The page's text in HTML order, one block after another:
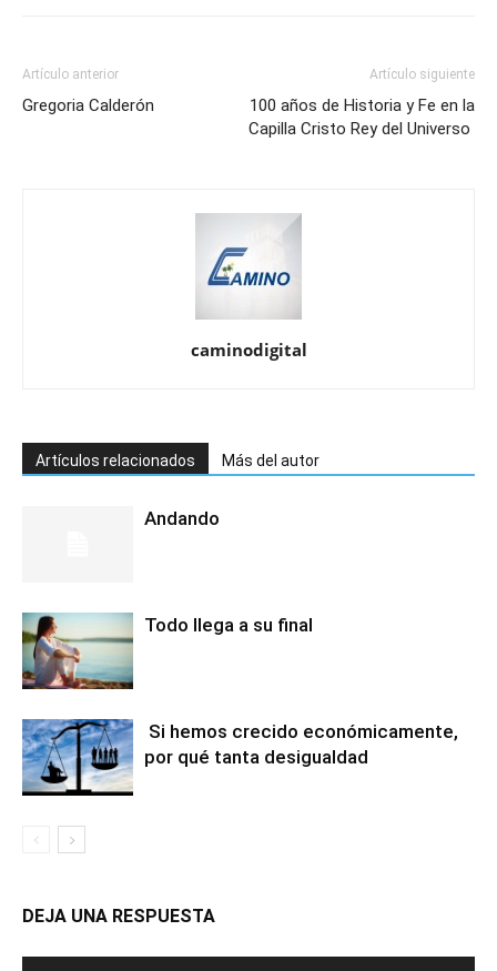
Artículo anterior
Gregoria Calderón
Artículo siguiente
100 años de Historia y Fe en la
Capilla Cristo Rey del Universo
caminodigital
Artículos relacionados Más del autor
Andando
Todo llega a su final
Si hemos crecido económicamente,
por qué tanta desigualdad
DEJA UNA RESPUESTA